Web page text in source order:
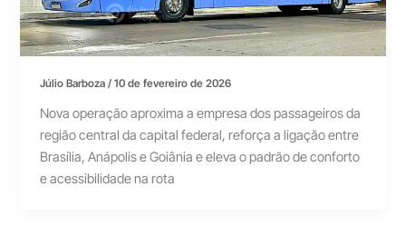
Júlio Barboza/10 de fevereiro de 2026
Nova operação aproxima a empresa dos passageiros da
região central da capital federal, reforça a ligação entre
Brasília, Anápolis e Goiânia e eleva o padrão de conforto
e acessibilidade na rota